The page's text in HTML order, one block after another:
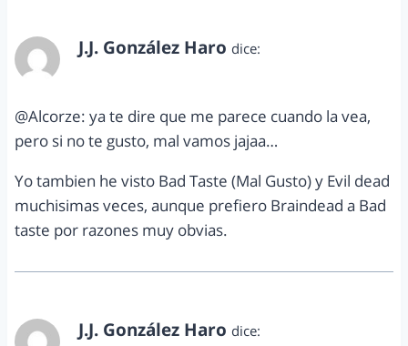
J.J. González Haro dice:
@Alcorze: ya te dire que me parece cuando la vea,
pero si no te gusto, mal vamos jajaa…
Yo tambien he visto Bad Taste (Mal Gusto) y Evil dead
muchisimas veces, aunque prefiero Braindead a Bad
taste por razones muy obvias.
J.J. González Haro dice: